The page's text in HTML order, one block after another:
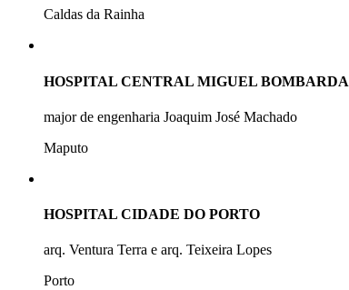
Caldas da Rainha
HOSPITAL CENTRAL MIGUEL BOMBARDA
major de engenharia Joaquim José Machado
Maputo
HOSPITAL CIDADE DO PORTO
arq. Ventura Terra e arq. Teixeira Lopes
Porto